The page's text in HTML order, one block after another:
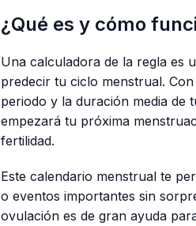
¿Qué es y cómo
Una calculadora de la regla es
predecir tu ciclo menstrual.
periodo y la duración media de
empezará tu próxima
fertilidad.
Este calendario menstrual te
o eventos importantes sin
ovulación es de gran ayuda